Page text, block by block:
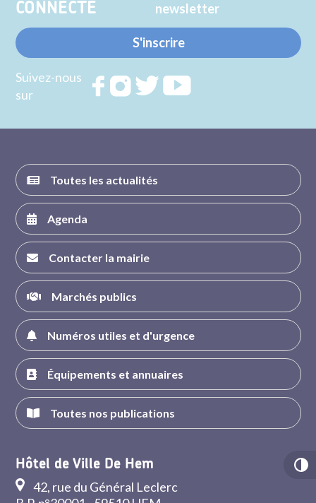
CONNECTE
newsletter
S'inscrire
Suivez-nous
sur
RejoignezRejoignezRejoignez
Toutes les actualités
Agenda
Contacter la mairie
Marchés publics
Numéros utiles et d'urgence
Équipements et annuaires
Toutes nos publications
Hôtel de Ville De Hem
42, rue du Général Leclerc